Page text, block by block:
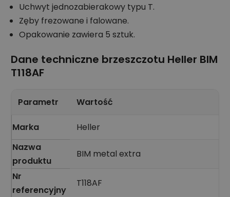
Uchwyt jednozabierakowy typu T.
Zęby frezowane i falowane.
Opakowanie zawiera 5 sztuk.
Dane techniczne brzeszczotu Heller BIM
T118AF
Parametr Wartość
Marka
Heller
Nazwa
produktu
BIM metal extra
Nr
referencyjny
T118AF